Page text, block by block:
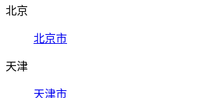
北京
北京市
天津
天津市